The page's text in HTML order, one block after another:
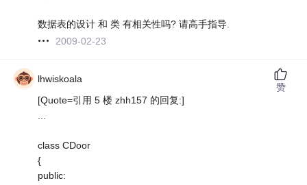
数据表的设计 和 类 有相关性吗? 请高手指导.
2009-02-23
lhwiskoala
[Quote=引用 5 楼 zhh157 的回复:]
class CDoor
{
public:
赞